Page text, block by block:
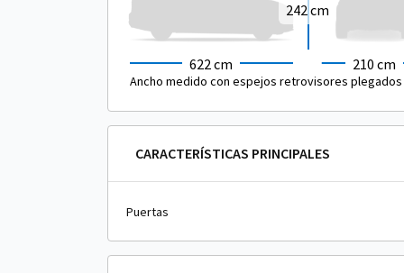
622 cm 210 cm
242 cm
Ancho medido con espejos retrovisores plegados
CARACTERÍSTICAS PRINCIPALES
Puertas